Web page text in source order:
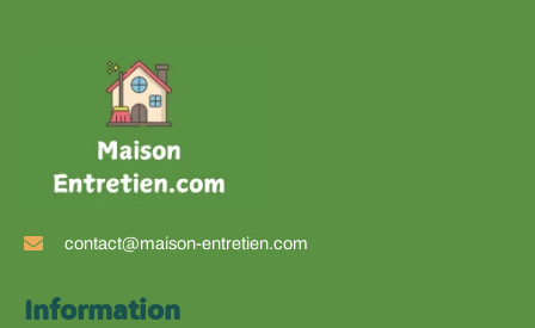
contact@maison-entretien.com
Information